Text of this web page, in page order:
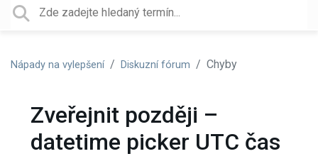
Nápady na vylepšení Diskuzní fórum Chyby
Zveřejnit později –
datetime picker UTC čas